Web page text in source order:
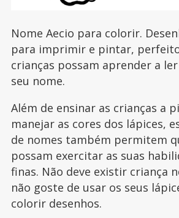
Nome Aecio para colorir.
para imprimir e pintar,
crianças possam aprender a
seu nome.
Além de ensinar as crianças a
manejar as cores dos lápices,
de nomes também permitem
possam exercitar as suas
finas. Não deve existir criança
não goste de usar os seus
colorir desenhos.